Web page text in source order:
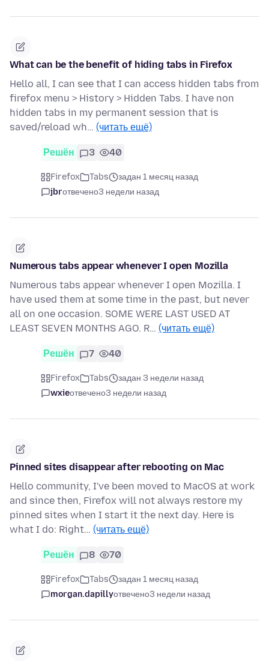
What can be the benefit of hiding tabs in Firefox
Hello all, I can see that I can access hidden tabs from
firefox menu > History > Hidden Tabs. I have non
hidden tabs in my permanent session that is
saved/reload wh… (читать ещё)
Решён 3 40
Firefox Tabs
задан 1 месяц назад
jbrотвечено3 недели назад
Numerous tabs appear whenever I open Mozilla
Numerous tabs appear whenever I open Mozilla. I
have used them at some time in the past, but never
all on one occasion. SOME WERE LAST USED AT
LEAST SEVEN MONTHS AGO. R… (читать ещё)
Решён 7 40
Firefox Tabs
задан 3 недели назад
wxieотвечено3 недели назад
Pinned sites disappear after rebooting on Mac
Hello community, I've been moved to MacOS at work
and since then, Firefox will not always restore my
pinned sites when I start it the next day. Here is
what I do: Right… (читать ещё)
Решён 8 70
Firefox Tabs
задан 1 месяц назад
morgan.dapillyотвечено3 недели назад